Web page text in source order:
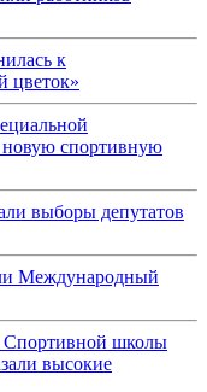
к
цветок»
спортивную
выборы депутатов
Международный
школы
высокие